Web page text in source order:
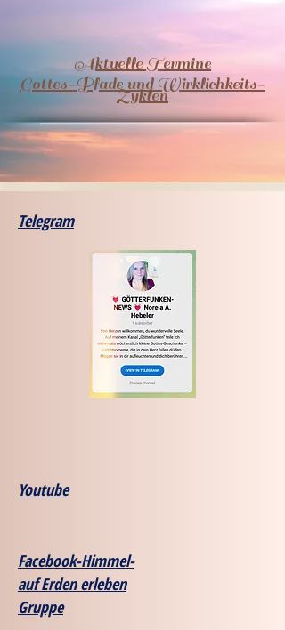
Aktuelle Termine
​Gottes-Pfade und Wirklichkeits-
Zyklen
Telegram
Youtube
Facebook-Himmel-
auf Erden erleben
Gruppe